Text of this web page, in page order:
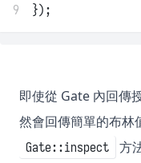
9
});
即使從 Gate 內回傳
然會回傳簡單的布林
Gate::inspect
方